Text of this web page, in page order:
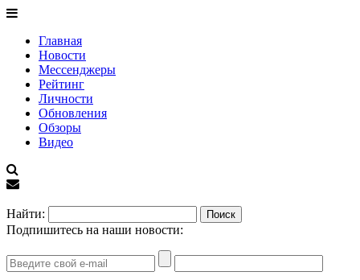
Главная
Новости
Мессенджеры
Рейтинг
Личности
Обновления
Обзоры
Видео
Найти:
Подпишитесь на наши новости: